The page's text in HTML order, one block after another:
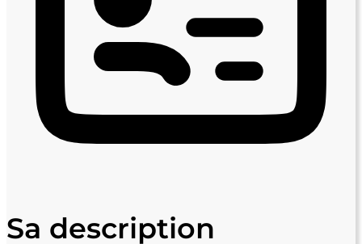
Sa description